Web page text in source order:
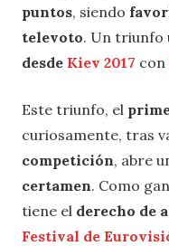
puntos, siendo
televoto. Un triunfo
desde Kiev 2017 con
Este triunfo, el
curiosamente, tras
competición, abre
certamen. Como
tiene el derecho de
Festival de